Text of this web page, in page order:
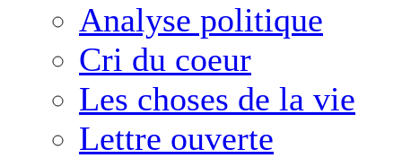
Analyse politique
Cri du coeur
Les choses de la vie
Lettre ouverte